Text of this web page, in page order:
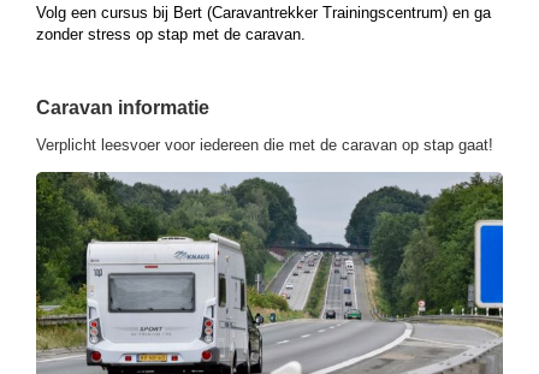
Volg een cursus bij Bert (Caravantrekker Trainingscentrum) en ga
zonder stress op stap met de caravan.
Caravan informatie
Verplicht leesvoer voor iedereen die met de caravan op stap gaat!